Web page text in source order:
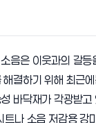
음은 이웃과의 갈
결하기 위해 최근
바닥재가 각광받고
나 소음 저감용 강